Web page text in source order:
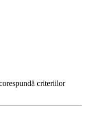
criteriilor